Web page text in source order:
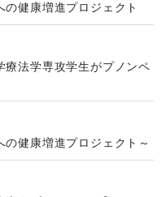
健康増進プロジェクト
療法学専攻学生がプノンペ
健康増進プロジェクト～